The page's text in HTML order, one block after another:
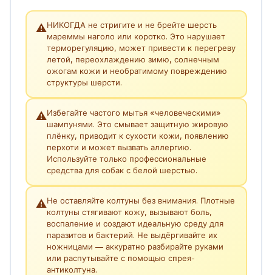
⚠️НИКОГДА не стригите и не брейте шерсть
мареммы наголо или коротко. Это нарушает
терморегуляцию, может привести к перегреву
летой, переохлаждению зимю, солнечным
ожогам кожи и необратимому повреждению
структуры шерсти.
⚠️Избегайте частого мытья «человеческими»
шампунями. Это смывает защитную жировую
плёнку, приводит к сухости кожи, появлению
перхоти и может вызвать аллергию.
Используйте только профессиональные
средства для собак с белой шерстью.
⚠️Не оставляйте колтуны без внимания. Плотные
колтуны стягивают кожу, вызывают боль,
воспаление и создают идеальную среду для
паразитов и бактерий. Не выдёргивайте их
ножницами — аккуратно разбирайте руками
или распутывайте с помощью спрея-
антиколтуна.